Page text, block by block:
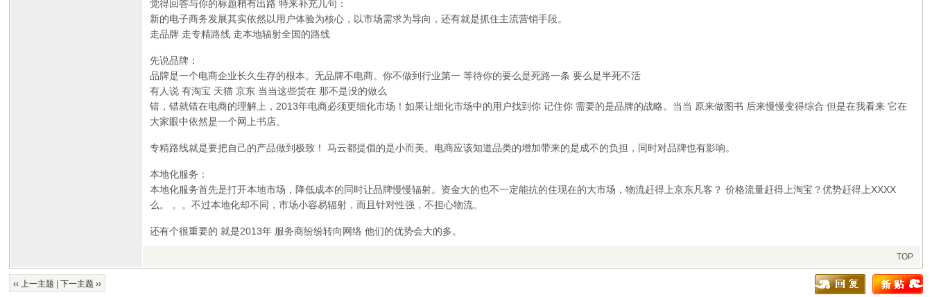
觉得回答与你的标题稍有出路 特来补充几句：
新的电子商务发展其实依然以用户体验为核心，以市场需求为导向，还有就是抓住主流营销手段。
走品牌 走专精路线 走本地辐射全国的路线
先说品牌：
品牌是一个电商企业长久生存的根本。无品牌不电商。你不做到行业第一 等待你的要么是死路一条 要么是半死不活
有人说 有淘宝 天猫 京东 当当这些货在 那不是没的做么
错，错就错在电商的理解上，2013年电商必须更细化市场！如果让细化市场中的用户找到你 记住你 需要的是品牌的战略。当当 原来做图书 后来慢慢变得综合 但是在我看来 它在
大家眼中依然是一个网上书店。
专精路线就是要把自己的产品做到极致！ 马云都提倡的是小而美。电商应该知道品类的增加带来的是成不的负担，同时对品牌也有影响。
本地化服务：
本地化服务首先是打开本地市场，降低成本的同时让品牌慢慢辐射。资金大的也不一定能抗的住现在的大市场，物流赶得上京东凡客？ 价格流量赶得上淘宝？优势赶得上XXXX
么。 。。不过本地化却不同，市场小容易辐射，而且针对性强，不担心物流。
还有个很重要的 就是2013年 服务商纷纷转向网络 他们的优势会大的多。
TOP
‹‹ 上一主题 |下一主题 ››